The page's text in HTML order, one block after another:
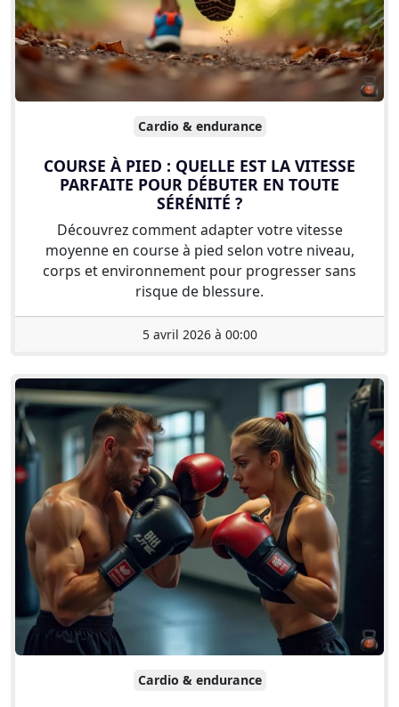
Cardio & endurance
COURSE À PIED : QUELLE EST LA VITESSE
PARFAITE POUR DÉBUTER EN TOUTE
SÉRÉNITÉ ?
Découvrez comment adapter votre vitesse
moyenne en course à pied selon votre niveau,
corps et environnement pour progresser sans
risque de blessure.
5 avril 2026 à 00:00
Cardio & endurance